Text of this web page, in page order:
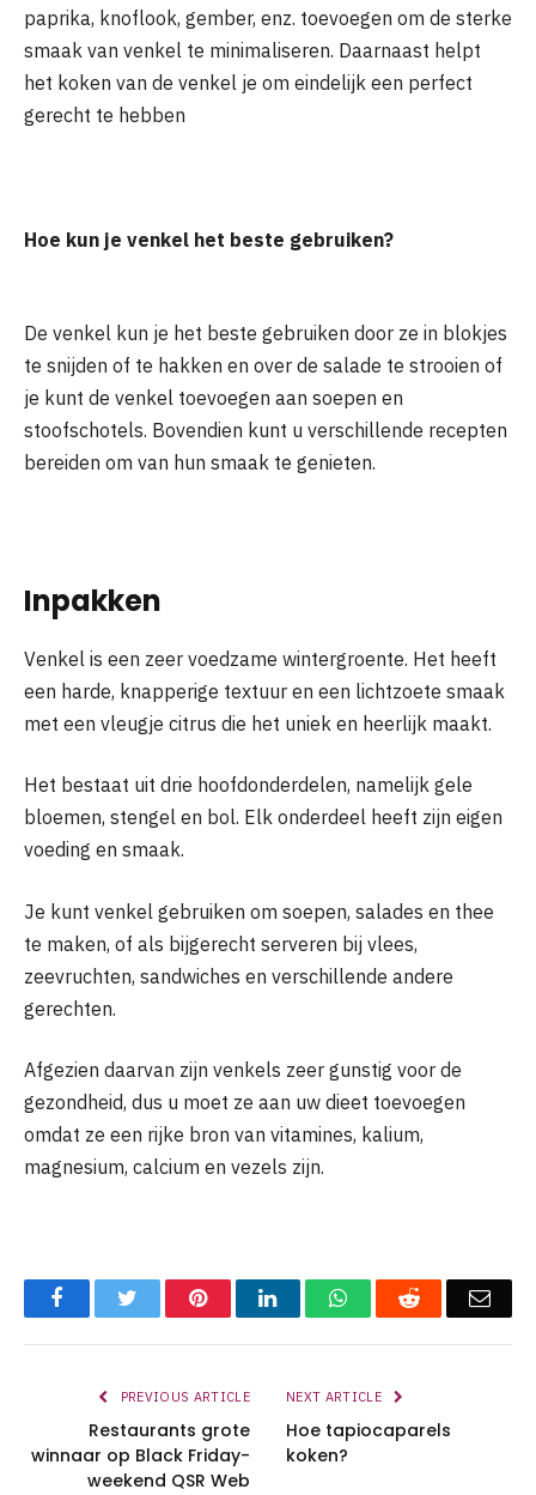
paprika, knoflook, gember, enz. toevoegen om de sterke
smaak van venkel te minimaliseren. Daarnaast helpt
het koken van de venkel je om eindelijk een perfect
gerecht te hebben
Hoe kun je venkel het beste gebruiken?
De venkel kun je het beste gebruiken door ze in blokjes
te snijden of te hakken en over de salade te strooien of
je kunt de venkel toevoegen aan soepen en
stoofschotels. Bovendien kunt u verschillende recepten
bereiden om van hun smaak te genieten.
Inpakken
Venkel is een zeer voedzame wintergroente. Het heeft
een harde, knapperige textuur en een lichtzoete smaak
met een vleugje citrus die het uniek en heerlijk maakt.
Het bestaat uit drie hoofdonderdelen, namelijk gele
bloemen, stengel en bol. Elk onderdeel heeft zijn eigen
voeding en smaak.
Je kunt venkel gebruiken om soepen, salades en thee
te maken, of als bijgerecht serveren bij vlees,
zeevruchten, sandwiches en verschillende andere
gerechten.
Afgezien daarvan zijn venkels zeer gunstig voor de
gezondheid, dus u moet ze aan uw dieet toevoegen
omdat ze een rijke bron van vitamines, kalium,
magnesium, calcium en vezels zijn.
FacebookTwitter PinterestLinkedInWhatsAppReddit
PREVIOUS ARTICLE
Restaurants grote
winnaar op Black Friday-
weekend QSR Web
NEXT ARTICLE
Hoe tapiocaparels
koken?